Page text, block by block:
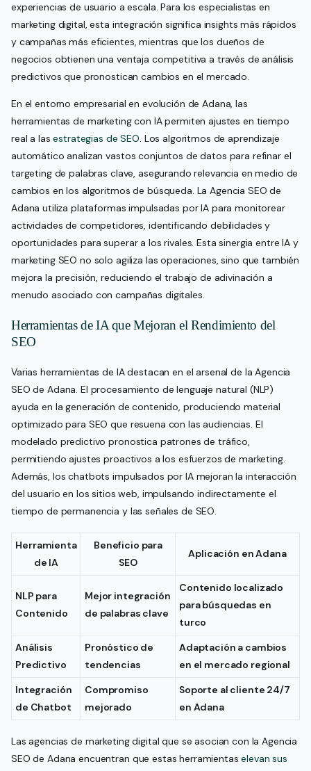
experiencias de usuario a escala. Para los especialistas en
marketing digital, esta integración significa insights más rápidos
y campañas más eficientes, mientras que los dueños de
negocios obtienen una ventaja competitiva a través de análisis
predictivos que pronostican cambios en el mercado.
En el entorno empresarial en evolución de Adana, las
herramientas de marketing con IA permiten ajustes en tiempo
real a lasestrategias de SEO. Los algoritmos de aprendizaje
automático analizan vastos conjuntos de datos para refinar el
targeting de palabras clave, asegurando relevancia en medio de
cambios en los algoritmos de búsqueda. La Agencia SEO de
Adana utiliza plataformas impulsadas por IA para monitorear
actividades de competidores, identificando debilidades y
oportunidades para superar a los rivales. Esta sinergia entre IA y
marketing SEO no solo agiliza las operaciones, sino que también
mejora la precisión, reduciendo el trabajo de adivinación a
menudo asociado con campañas digitales.
Herramientas de IA que Mejoran el Rendimiento del
SEO
Varias herramientas de IA destacan en el arsenal de la Agencia
SEO de Adana. El procesamiento de lenguaje natural (NLP)
ayuda en la generación de contenido, produciendo material
optimizado para SEO que resuena con las audiencias. El
modelado predictivo pronostica patrones de tráfico,
permitiendo ajustes proactivos a los esfuerzos de marketing.
Además, los chatbots impulsados por IA mejoran la interacción
del usuario en los sitios web, impulsando indirectamente el
tiempo de permanencia y las señales de SEO.
Herramienta
de IA
Beneficio para
SEO
Aplicación en Adana
NLP para
Contenido
Mejor integración
de palabras clave
Contenido localizado
para búsquedas en
turco
Análisis
Predictivo
Pronóstico de
tendencias
Adaptación a cambios
en el mercado regional
Integración
de Chatbot
Compromiso
mejorado
Soporte al cliente 24/7
en Adana
Las agencias de marketing digital que se asocian con la Agencia
SEO de Adana encuentran que estas herramientaselevan sus